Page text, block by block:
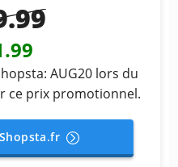
AUG20 lors du
ce prix promotionnel.